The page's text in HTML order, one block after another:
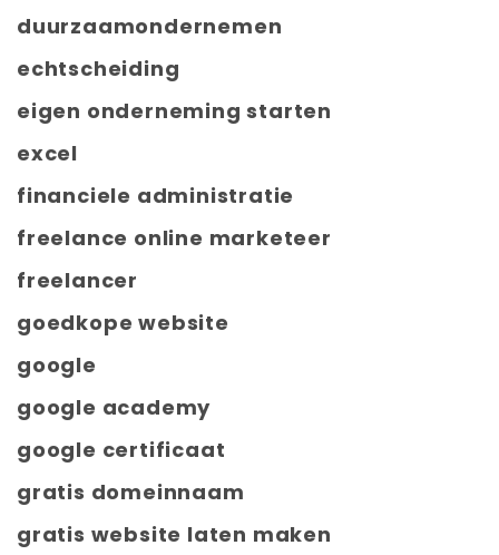
duurzaamondernemen
echtscheiding
eigen onderneming starten
excel
financiele administratie
freelance online marketeer
freelancer
goedkope website
google
google academy
google certificaat
gratis domeinnaam
gratis website laten maken